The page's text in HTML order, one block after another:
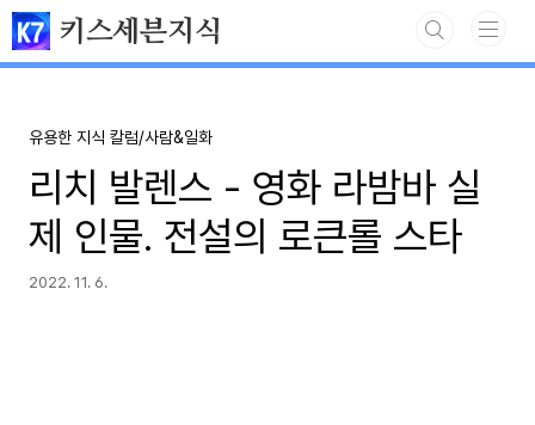
본문 바로가기
키스세븐지식
유용한 지식 칼럼/사람&일화
리치 발렌스 - 영화 라밤바 실
제 인물. 전설의 로큰롤 스타
2022. 11. 6.